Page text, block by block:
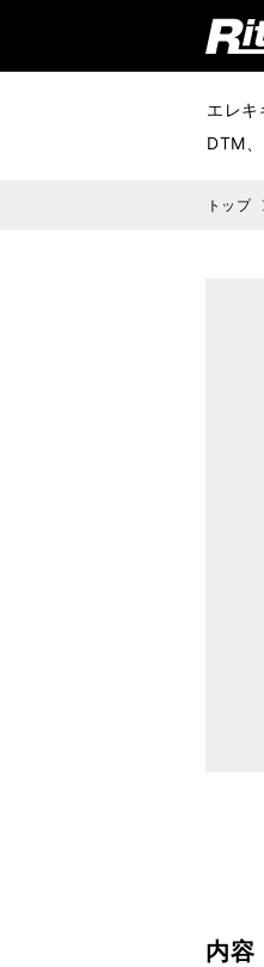
リットーミュージック
エレキ
DTM
トップ
内容